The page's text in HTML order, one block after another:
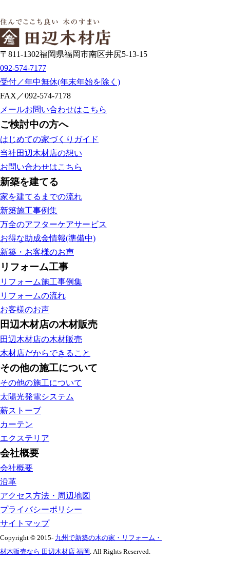
〒811-1302福岡県福岡市南区井尻5-13-15
092-574-7177
受付／年中無休(年末年始を除く)
FAX／092-574-7178
メールお問い合わせはこちら
ご検討中の方へ
はじめての家づくりガイド
当社田辺木材店の想い
お問い合わせはこちら
新築を建てる
家を建てるまでの流れ
新築施工事例集
万全のアフターケアサービス
お得な助成金情報(準備中)
新築・お客様のお声
リフォーム工事
リフォーム施工事例集
リフォームの流れ
お客様のお声
田辺木材店の木材販売
田辺木材店の木材販売
木材店だからできること
その他の施工について
その他の施工について
太陽光発電システム
薪ストーブ
カーテン
エクステリア
会社概要
会社概要
沿革
アクセス方法・周辺地図
プライバシーポリシー
サイトマップ
Copyright © 2015- 九州で新築の木の家・リフォーム・
材木販売なら 田辺木材店 福岡 . All Rights Reserved.